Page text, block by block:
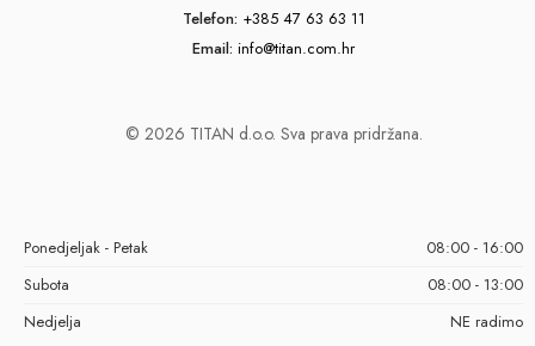
Telefon: +385 47 63 63 11
Email: info@titan.com.hr
© 2026 TITAN d.o.o. Sva prava pridržana.
Ponedjeljak - Petak
08:00 - 16:00
Subota
08:00 - 13:00
Nedjelja
NE radimo